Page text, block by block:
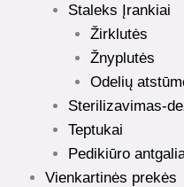
Staleks Įrankiai
Žirklutės
Žnyplutės
Odelių
Sterilizavimas-
Teptukai
Pedikiūro
Vienkartinės prekės